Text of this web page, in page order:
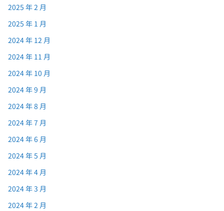
2025 年 2 月
2025 年 1 月
2024 年 12 月
2024 年 11 月
2024 年 10 月
2024 年 9 月
2024 年 8 月
2024 年 7 月
2024 年 6 月
2024 年 5 月
2024 年 4 月
2024 年 3 月
2024 年 2 月